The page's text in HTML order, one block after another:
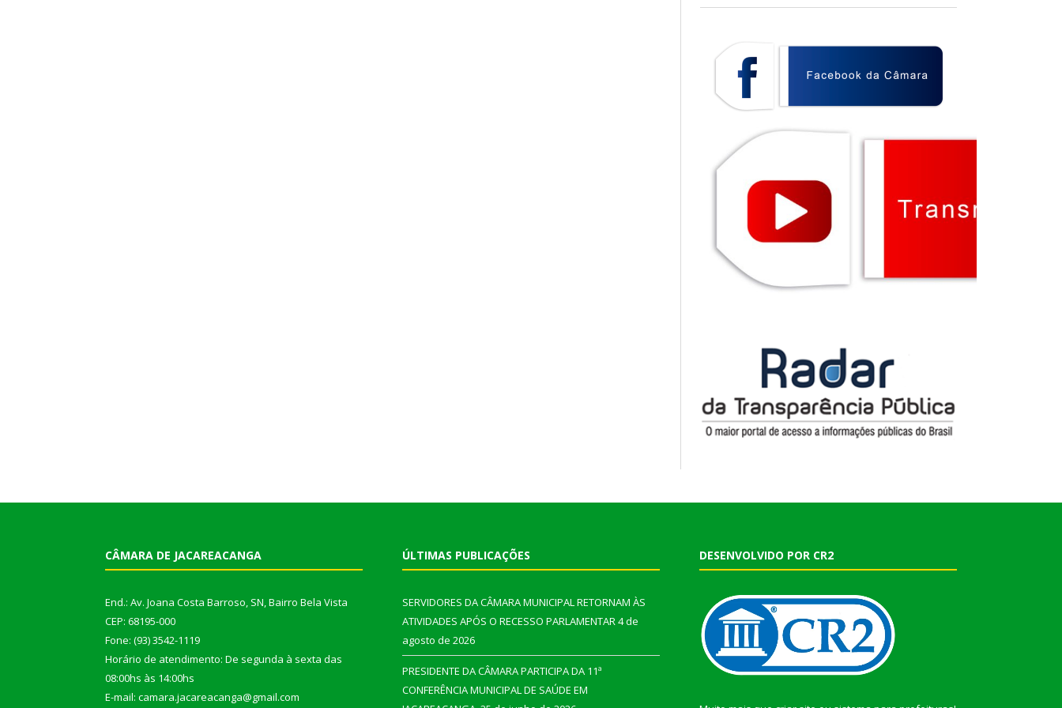
CÂMARA DE JACAREACANGA
End.: Av. Joana Costa Barroso, SN, Bairro Bela Vista
CEP: 68195-000
Fone: (93) 3542-1119
Horário de atendimento: De segunda à sexta das
08:00hs às 14:00hs
E-mail: camara.jacareacanga@gmail.com
ÚLTIMAS PUBLICAÇÕES
SERVIDORES DA CÂMARA MUNICIPAL RETORNAM ÀS
ATIVIDADES APÓS O RECESSO PARLAMENTAR4 de
agosto de 2026
PRESIDENTE DA CÂMARA PARTICIPA DA 11ª
CONFERÊNCIA MUNICIPAL DE SAÚDE EM
DESENVOLVIDO POR CR2